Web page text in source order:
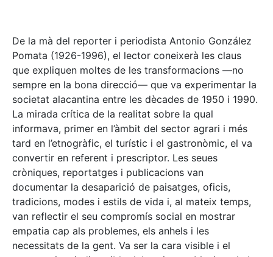
De la mà del reporter i periodista Antonio González
Pomata (1926-1996), el lector coneixerà les claus
que expliquen moltes de les transformacions —no
sempre en la bona direcció— que va experimentar la
societat alacantina entre les dècades de 1950 i 1990.
La mirada crítica de la realitat sobre la qual
informava, primer en l’àmbit del sector agrari i més
tard en l’etnogràfic, el turístic i el gastronòmic, el va
convertir en referent i prescriptor. Les seues
cròniques, reportatges i publicacions van
documentar la desaparició de paisatges, oficis,
tradicions, modes i estils de vida i, al mateix temps,
van reflectir el seu compromís social en mostrar
empatia cap als problemes, els anhels i les
necessitats de la gent. Va ser la cara visible i el